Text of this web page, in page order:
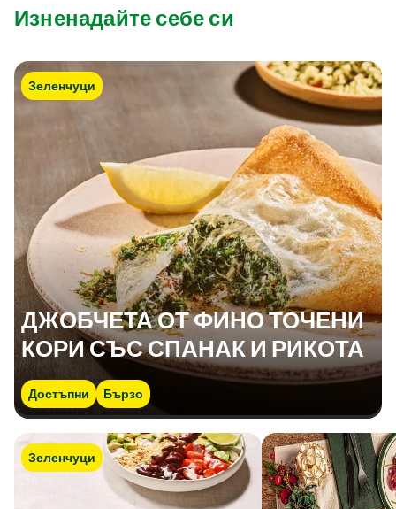
Изненадайте себе си
Зеленчуци
ДЖОБЧЕТА ОТ ФИНО ТОЧЕНИ
КОРИ СЪС СПАНАК И РИКОТА
Достъпни Бързо
Зеленчуци